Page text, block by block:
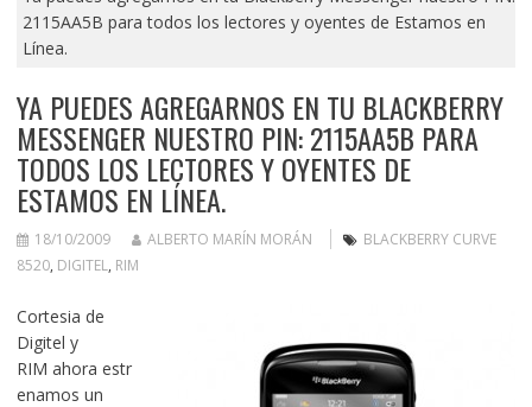
2115AA5B para todos los lectores y oyentes de Estamos en
Línea.
YA PUEDES AGREGARNOS EN TU BLACKBERRY
MESSENGER NUESTRO PIN: 2115AA5B PARA
TODOS LOS LECTORES Y OYENTES DE
ESTAMOS EN LÍNEA.
18/10/2009 ALBERTO MARÍN MORÁN
BLACKBERRY CURVE
8520, DIGITEL, RIM
Cortesia de
Digitel y
RIM ahora estr
enamos un